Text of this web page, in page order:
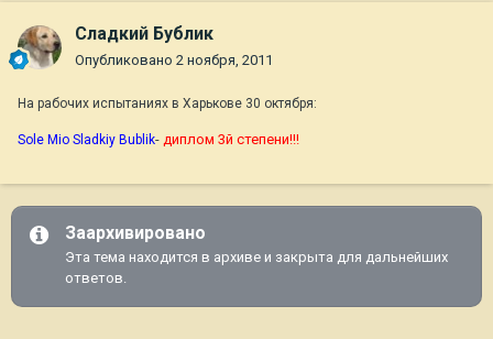
Сладкий Бублик
Опубликовано 2 ноября, 2011
На рабочих испытаниях в Харькове 30 октября:
Sole Mio Sladkiy Bublik- диплом 3й степени!!!
Заархивировано
Эта тема находится в архиве и закрыта для дальнейших
ответов.